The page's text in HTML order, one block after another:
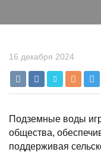
16 декабря 2024
Подземные воды
общества,
поддерживая